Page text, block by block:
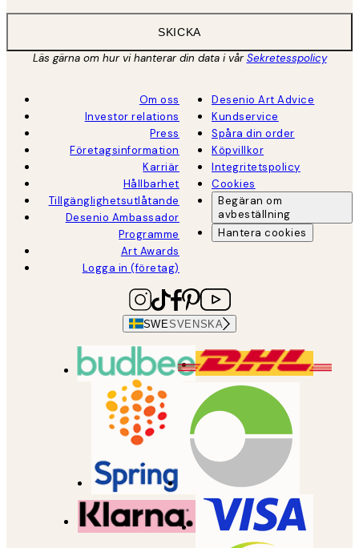
SKICKA
Läs gärna om hur vi hanterar din data i vårSekretesspolicy
Om oss
Investor relations
Press
Företagsinformation
Karriär
Hållbarhet
Tillgänglighetsutlåtande
Desenio Ambassador
Programme
Art Awards
Logga in (företag)
Desenio Art Advice
Kundservice
Spåra din order
Köpvillkor
Integritetspolicy
Cookies
Begäran om
avbeställning
Hantera cookies
SWESVENSKA